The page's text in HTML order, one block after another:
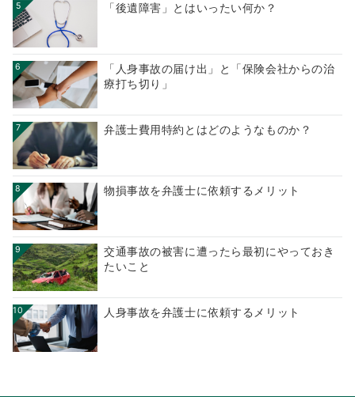
5 「後遺障害」とはいったい何か？
6
「人身事故の届け出」と「保険会社からの治
療打ち切り」
7 弁護士費用特約とはどのようなものか？
8 物損事故を弁護士に依頼するメリット
9
交通事故の被害に遭ったら最初にやっておき
たいこと
10 人身事故を弁護士に依頼するメリット